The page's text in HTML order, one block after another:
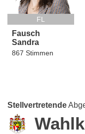
FL
Fausch
Sandra
867 Stimmen
Stellvertretende